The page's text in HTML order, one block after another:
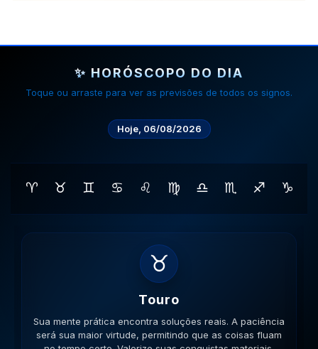
✨ HORÓSCOPO DO DIA
Toque ou arraste para ver as previsões de todos os signos.
Hoje, 06/08/2026
♈ ♉ ♊ ♋ ♌ ♍ ♎ ♏ ♐ ♑
♊
Gemeos
Sua lógica é impecável hoje. A versatilidade é seu
ponto forte; use-a para resolver impasses de forma